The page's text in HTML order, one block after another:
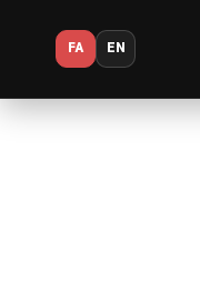
FA EN